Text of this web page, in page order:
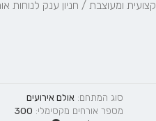
סוג המתחם: אולם אירועים
מספר אורחים מקסימלי: 300